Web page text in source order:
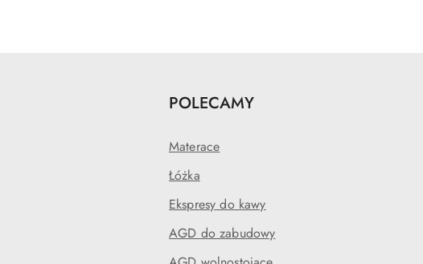
POLECAMY
Materace
Łóżka
Ekspresy do kawy
AGD do zabudowy